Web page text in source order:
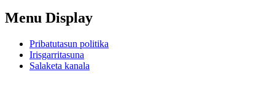
Menu Display
Pribatutasun politika
Irisgarritasuna
Salaketa kanala